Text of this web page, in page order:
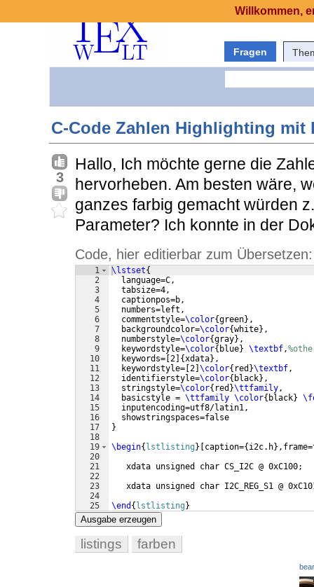
Fragen
C-Code Zahlen Highlighting
3
Hallo, Ich möchte gerne die
hervorheben. Am besten wäre,
ganzes farbig gemacht würden
Parameter? Ich konnte in der
Code, hier editierbar zum Übersetzen:
1
2
3
4
5
6
7
8
9
10
11
12
13
14
15
16
17
18
19
20
21
22
23
24
25
\lstset{
  language=C,
  tabsize=4,
  captionpos=b,
  numbers=left,
  commentstyle=
\color{green} ,
  backgroundcolor=
\color{white} ,
  numberstyle=
\color{gray} ,
  keywordstyle=
\color{ blue} \textbf,
  keywords=
2 {xdata} ,
  keywordstyle=
2 \color{ red }\textbf,
  identifierstyle=
\color{ black} ,
  stringstyle=
\color{ red }\ttfamily,
  basicstyle =
\ttfamily \color{ black}
  inputencoding=utf8/latin1,
  showstringspaces=false
}
\begin{ lstlisting }
   xdata unsigned char CS_I2C @ 0xC100;
xdata unsigned char I2C_REG_S1 @
\end { lstlisting }
Ausgabe erzeugen
listings farben
Willkommen,